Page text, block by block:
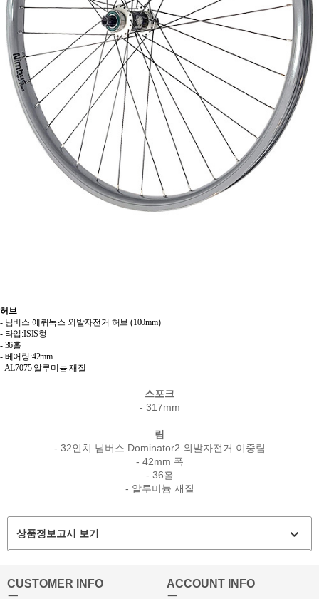
허브
- 님버스 에퀴녹스 외발자전거 허브 (100mm)
- 타입:ISIS형
- 36홀
- 베어링:42mm
- AL7075 알루미늄 재질
스포크
- 317mm
림
- 32인치 님버스 Dominator2 외발자전거 이중림
- 42mm 폭
- 36홀
- 알루미늄 재질
상품정보고시 보기
CUSTOMER INFO
ㅡ
ACCOUNT INFO
ㅡ